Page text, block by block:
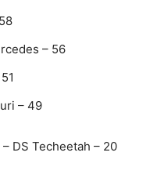
– 56
– 49
DS Techeetah – 20